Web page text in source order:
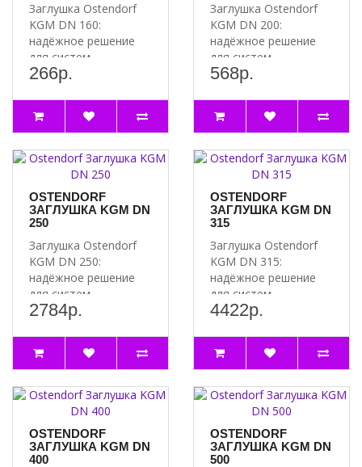
Заглушка Ostendorf
KGM DN 160:
надёжное решение
для систем
водоснабжения и
сто..
266р.
Заглушка Ostendorf
KGM DN 200:
надёжное решение
для систем
водоснабжения и
сто..
568р.
OSTENDORF
ЗАГЛУШКА KGM DN
250
Заглушка Ostendorf
KGM DN 250:
надёжное решение
для систем
канализации
заглушки Oste..
2784р.
OSTENDORF
ЗАГЛУШКА KGM DN
315
Заглушка Ostendorf
KGM DN 315:
надёжное решение
для систем
водоснабжения и
сто..
4422р.
OSTENDORF
ЗАГЛУШКА KGM DN
400
OSTENDORF
ЗАГЛУШКА KGM DN
500